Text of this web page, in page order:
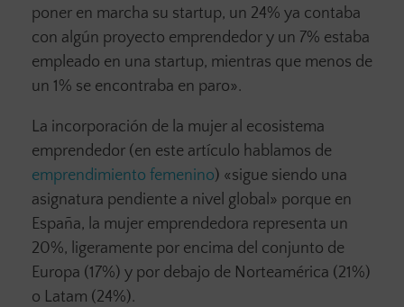
poner en marcha su startup, un 24% ya contaba
con algún proyecto emprendedor y un 7% estaba
empleado en una startup, mientras que menos de
un 1% se encontraba en paro».
La incorporación de la mujer al ecosistema
emprendedor (en este artículo hablamos de
emprendimiento femenino) «sigue siendo una
asignatura pendiente a nivel global» porque en
España, la mujer emprendedora representa un
20%, ligeramente por encima del conjunto de
Europa (17%) y por debajo de Norteamérica (21%)
o Latam (24%).